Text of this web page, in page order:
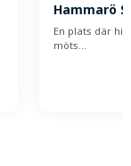
Hammarö
En plats där
möts…